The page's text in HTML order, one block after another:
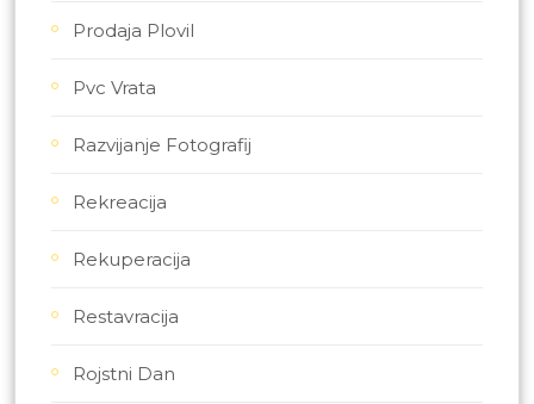
Prodaja Plovil
Pvc Vrata
Razvijanje Fotografij
Rekreacija
Rekuperacija
Restavracija
Rojstni Dan